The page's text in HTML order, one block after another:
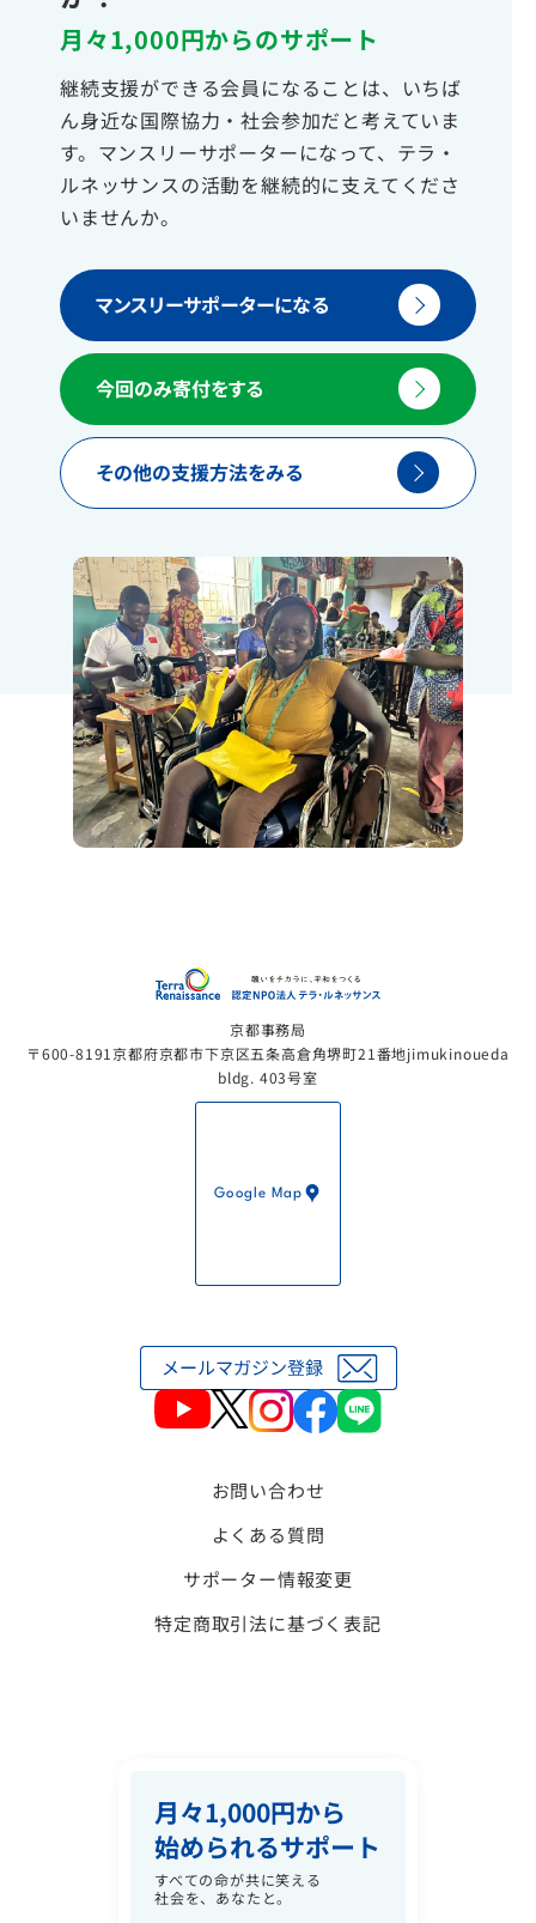
月々1,000円からのサポート
継続支援ができる会員になることは、いちば
ん身近な国際協力・社会参加だと考えていま
す。マンスリーサポーターになって、テラ・
ルネッサンスの活動を継続的に支えてくださ
いませんか。
マンスリーサポーターになる
今回のみ寄付をする
その他の支援方法をみる
京都事務局
〒600-8191京都府京都市下京区五条高倉角堺町21番地jimukinoueda
bldg. 403号室
Google Map
お問い合わせ
よくある質問
サポーター情報変更
特定商取引法に基づく表記
月々1,000円から
始められるサポート
すべての命が共に笑える
社会を、あなたと。